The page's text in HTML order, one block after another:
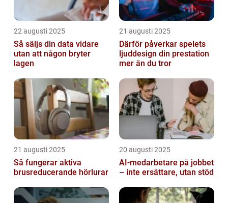
22 augusti 2025
Så säljs din data vidare
utan att någon bryter
lagen
21 augusti 2025
Därför påverkar spelets
ljuddesign din prestation
mer än du tror
21 augusti 2025
Så fungerar aktiva
brusreducerande hörlurar
20 augusti 2025
AI‑medarbetare på jobbet
– inte ersättare, utan stöd